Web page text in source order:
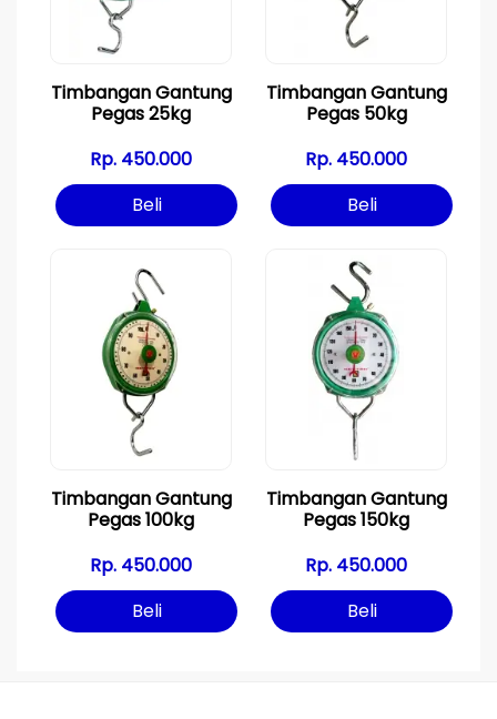
Timbangan Gantung
Pegas 25kg
Rp. 450.000
Beli
Timbangan Gantung
Pegas 50kg
Rp. 450.000
Beli
Timbangan Gantung
Pegas 100kg
Rp. 450.000
Beli
Timbangan Gantung
Pegas 150kg
Rp. 450.000
Beli